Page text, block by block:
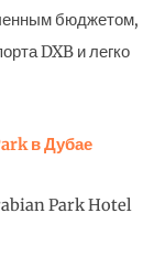
бюджетом,
DXB и легко
в Дубае